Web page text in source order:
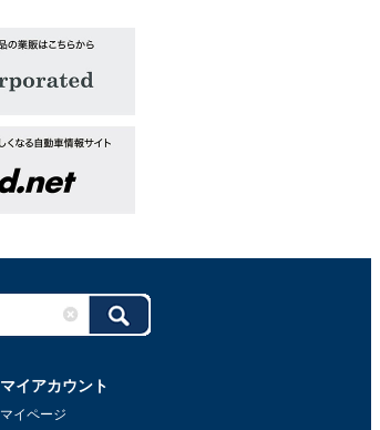
マイアカウント
マイページ